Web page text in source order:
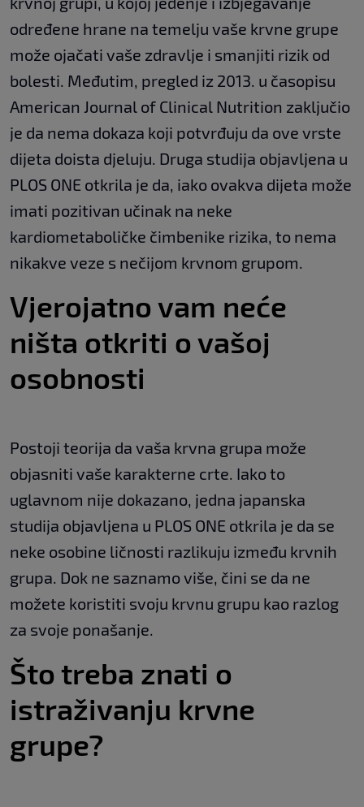
određene hrane na temelju vaše krvne grupe
može ojačati vaše zdravlje i smanjiti rizik od
bolesti. Međutim, pregled iz 2013. u časopisu
American Journal of Clinical Nutrition zaključio
je da nema dokaza koji potvrđuju da ove vrste
dijeta doista djeluju. Druga studija objavljena u
PLOS ONE otkrila je da, iako ovakva dijeta može
imati pozitivan učinak na neke
kardiometaboličke čimbenike rizika, to nema
nikakve veze s nečijom krvnom grupom.
Vjerojatno vam neće
ništa otkriti o vašoj
osobnosti
Postoji teorija da vaša krvna grupa može
objasniti vaše karakterne crte. Iako to
uglavnom nije dokazano, jedna japanska
studija objavljena u PLOS ONE otkrila je da se
neke osobine ličnosti razlikuju između krvnih
grupa. Dok ne saznamo više, čini se da ne
možete koristiti svoju krvnu grupu kao razlog
za svoje ponašanje.
Što treba znati o
istraživanju krvne
grupe?